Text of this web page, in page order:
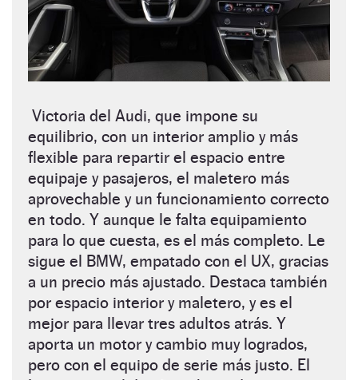
Victoria del Audi, que impone su
equilibrio, con un interior amplio y más
flexible para repartir el espacio entre
equipaje y pasajeros, el maletero más
aprovechable y un funcionamiento correcto
en todo. Y aunque le falta equipamiento
para lo que cuesta, es el más completo. Le
sigue el BMW, empatado con el UX, gracias
a un precio más ajustado. Destaca también
por espacio interior y maletero, y es el
mejor para llevar tres adultos atrás. Y
aporta un motor y cambio muy logrados,
pero con el equipo de serie más justo. El